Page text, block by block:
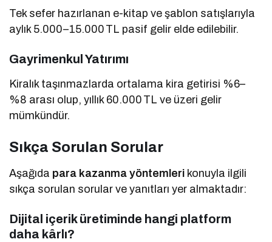
Tek sefer hazırlanan e-kitap ve şablon satışlarıyla
aylık 5.000–15.000 TL pasif gelir elde edilebilir.
Gayrimenkul Yatırımı
Kiralık taşınmazlarda ortalama kira getirisi %6–
%8 arası olup, yıllık 60.000 TL ve üzeri gelir
mümkündür.
Sıkça Sorulan Sorular
Aşağıda para kazanma yöntemleri konuyla ilgili
sıkça sorulan sorular ve yanıtları yer almaktadır:
Dijital içerik üretiminde hangi platform
daha kârlı?